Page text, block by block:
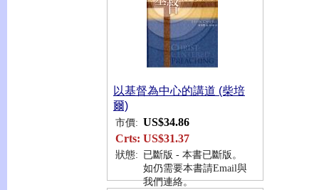
以基督為中心的講道 (柴培
爾)
市價: US$34.86
Crts: US$31.37
狀態: 已斷版 - 本書已斷版。
如仍需要本書請Email與
我們連絡。